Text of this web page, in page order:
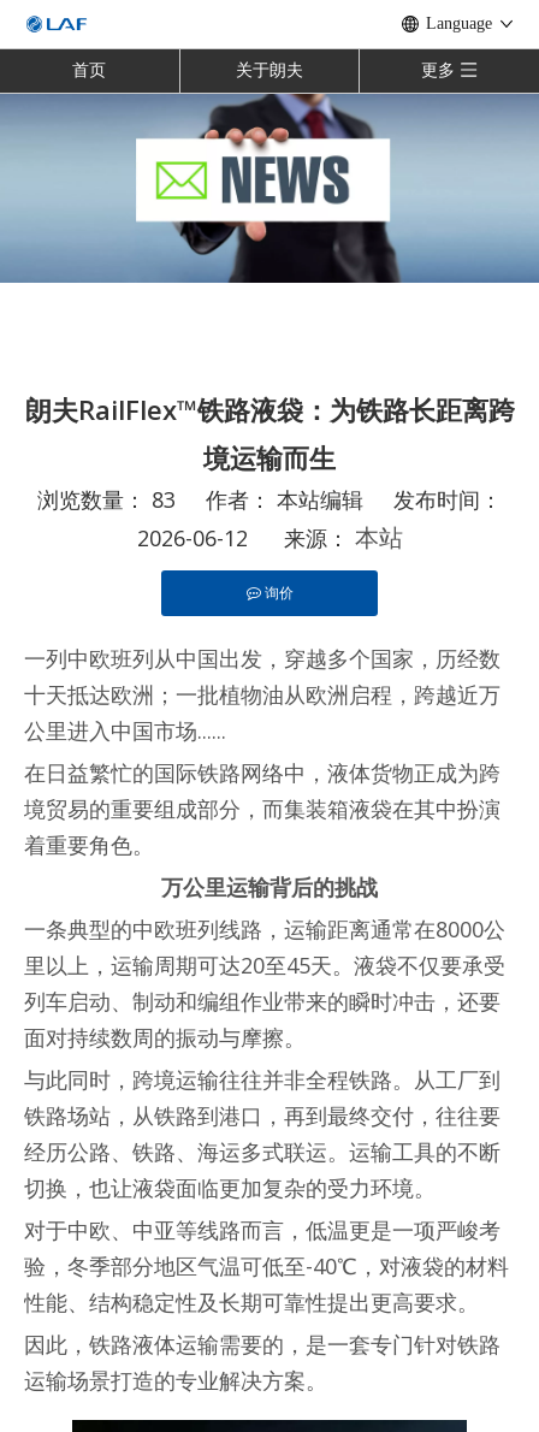
Language
首页 关于朗夫 更多
朗夫RailFlex™铁路液袋：为铁路长距离跨
境运输而生
浏览数量： 83 作者： 本站编辑 发布时间：
2026-06-12 来源： 本站
询价
一列中欧班列从中国出发，穿越多个国家，历经数
十天抵达欧洲；一批植物油从欧洲启程，跨越近万
公里进入中国市场......
在日益繁忙的国际铁路网络中，液体货物正成为跨
境贸易的重要组成部分，而集装箱液袋在其中扮演
着重要角色。
万公里运输背后的挑战
一条典型的中欧班列线路，运输距离通常在8000公
里以上，运输周期可达20至45天。液袋不仅要承受
列车启动、制动和编组作业带来的瞬时冲击，还要
面对持续数周的振动与摩擦。
与此同时，跨境运输往往并非全程铁路。从工厂到
铁路场站，从铁路到港口，再到最终交付，往往要
经历公路、铁路、海运多式联运。运输工具的不断
切换，也让液袋面临更加复杂的受力环境。
对于中欧、中亚等线路而言，低温更是一项严峻考
验，冬季部分地区气温可低至-40℃，对液袋的材料
性能、结构稳定性及长期可靠性提出更高要求。
因此，铁路液体运输需要的，是一套专门针对铁路
运输场景打造的专业解决方案。